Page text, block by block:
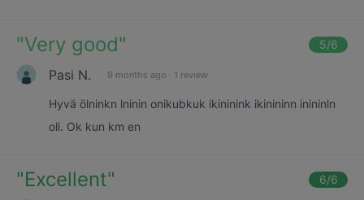
"Very good" 5/6
Pasi N. 9 months ago · 1 review
Hyvä ölninkn lninin onikubkuk ikininink ikinininn inininln
oli. Ok kun km en
"Excellent" 6/6